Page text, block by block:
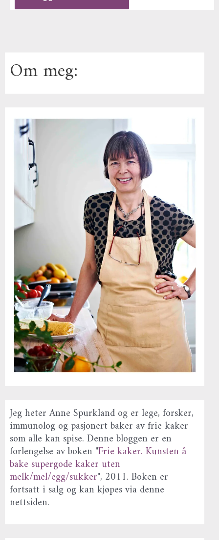
Om meg:
Jeg heter Anne Spurkland og er lege, forsker,
immunolog og pasjonert baker av frie kaker
som alle kan spise. Denne bloggen er en
forlengelse av boken "Frie kaker. Kunsten å
bake supergode kaker uten
melk/mel/egg/sukker", 2011. Boken er
fortsatt i salg og kan kjøpes via denne
nettsiden.